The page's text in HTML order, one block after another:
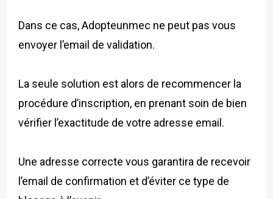
Dans ce cas, Adopteunmec ne peut pas vous
envoyer l’email de validation.
La seule solution est alors de recommencer la
procédure d’inscription, en prenant soin de bien
vérifier l’exactitude de votre adresse email.
Une adresse correcte vous garantira de recevoir
l’email de confirmation et d’éviter ce type de